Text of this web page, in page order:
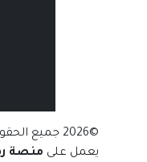
©2026 جميع الحقوق محفوظة لـ المرشدة التربوية وفاء بهزاد
يعمل على منصة